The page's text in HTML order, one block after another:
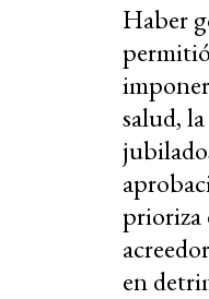
Haber
salud,
prioriza
en